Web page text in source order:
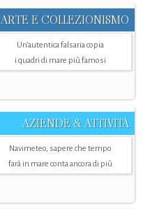
ARTE E COLLEZIONISMO
Un’autentica falsaria copia
i quadri di mare più famosi
AZIENDE & ATTIVITÀ
Navimeteo, sapere che tempo
farà in mare conta ancora di più